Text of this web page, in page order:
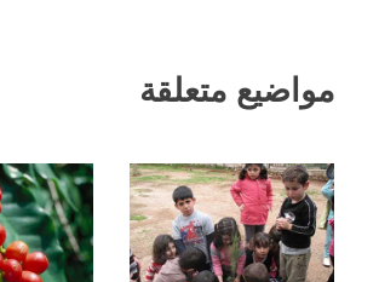
مواضيع متعلقة